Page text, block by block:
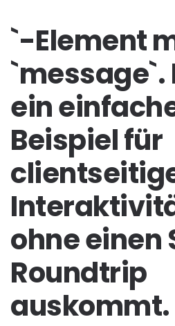
`-Element
`message`.
ein
Beispiel für
ohne einen
Roundtrip
auskommt.